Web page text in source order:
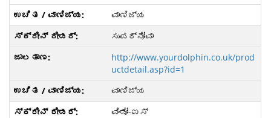
ವಾಣಿಜ್ಯ
ಸುಪರ್ನೋವಾ
http://www.yourdolphin.co.uk/prod
uctdetail.asp?id=1
ವಾಣಿಜ್ಯ
ವಿಂಡೋ-ಐಸ್